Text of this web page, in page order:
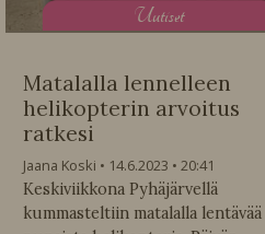
Uutiset
Matalalla lennelleen
helikopterin arvoitus
ratkesi
Jaana Koski 14.6.2023
20:41
Keskiviikkona Pyhäjärvellä
kummasteltiin matalalla lentävää